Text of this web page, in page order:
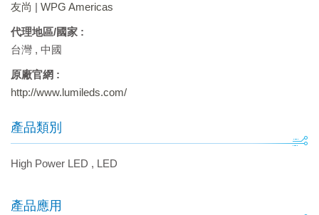
友尚 | WPG Americas
代理地區/國家 :
台灣 , 中國
原廠官網 :
http://www.lumileds.com/
產品類別
High Power LED , LED
產品應用